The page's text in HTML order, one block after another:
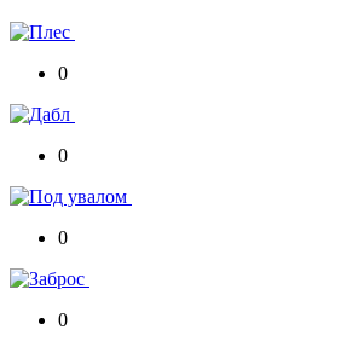
0
0
0
0